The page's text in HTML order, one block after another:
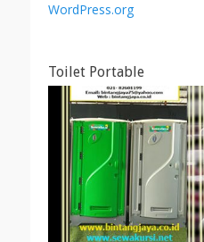
WordPress.org
Toilet Portable